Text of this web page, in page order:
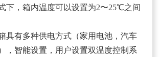
下，箱内温度可以设置为2〜25℃之间
具有多种供电方式（家用电池，汽车
，智能设置，用户设置双温度控制系